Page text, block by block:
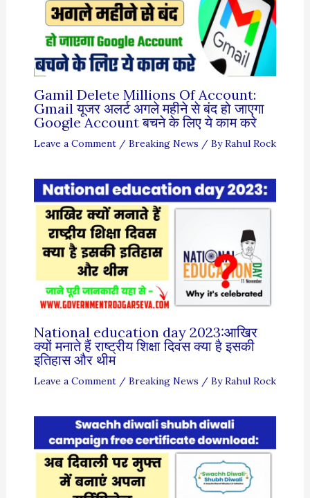
Gamil Delete Millions Of Account:
Gmail यूजर अलर्ट अगले महीने से बंद हो जाएगा
Google Account बचने के लिए ये काम करे
Leave a Comment / Breaking News / ByRahul Rock
National education day 2023:आखिर
क्यों मनाते हैं राष्ट्रीय शिक्षा दिवस क्या है इसकी
इतिहास और थीम
Leave a Comment / Breaking News / ByRahul Rock